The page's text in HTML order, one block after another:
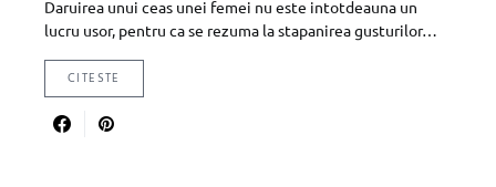
Daruirea unui ceas unei femei nu este intotdeauna un
lucru usor, pentru ca se rezuma la stapanirea gusturilor…
CITESTE